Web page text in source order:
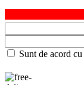
Sunt de acord cu